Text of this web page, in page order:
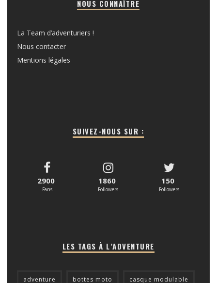
NOUS CONNAÎTRE
La Team d’adventuriers !
Nous contacter
Mentions légales
SUIVEZ-NOUS SUR :
2900
Fans
1860
Followers
150
Followers
LES TAGS À L’ADVENTURE
adventure bottes moto casque modulable